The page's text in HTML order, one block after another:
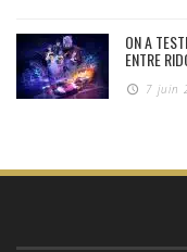
ON A
ENTRE
7 juin